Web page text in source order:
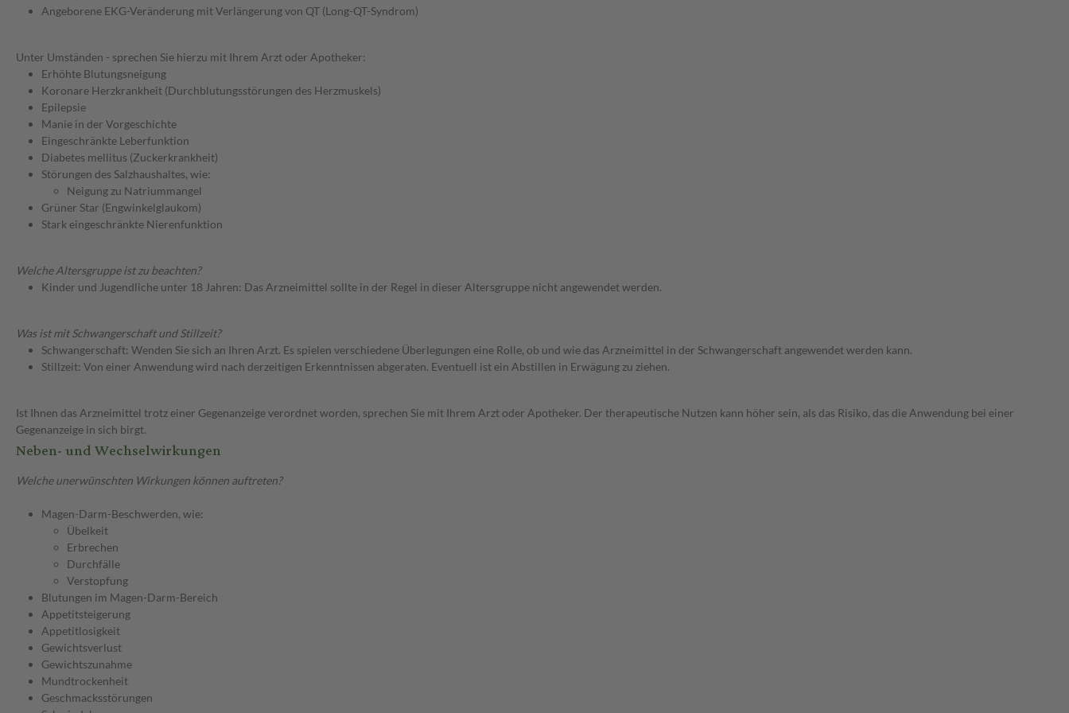
Angeborene EKG-Veränderung mit Verlängerung von QT (Long-QT-Syndrom)
Unter Umständen - sprechen Sie hierzu mit Ihrem Arzt oder Apotheker:
Erhöhte Blutungsneigung
Koronare Herzkrankheit (Durchblutungsstörungen des Herzmuskels)
Epilepsie
Manie in der Vorgeschichte
Eingeschränkte Leberfunktion
Diabetes mellitus (Zuckerkrankheit)
Störungen des Salzhaushaltes, wie:
Neigung zu Natriummangel
Grüner Star (Engwinkelglaukom)
Stark eingeschränkte Nierenfunktion
Welche Altersgruppe ist zu beachten?
Kinder und Jugendliche unter 18 Jahren: Das Arzneimittel sollte in der Regel in dieser Altersgruppe nicht angewendet werden.
Was ist mit Schwangerschaft und Stillzeit?
Schwangerschaft: Wenden Sie sich an Ihren Arzt. Es spielen verschiedene Überlegungen eine Rolle, ob und wie das Arzneimittel in der Schwangerschaft angewendet werden kann.
Stillzeit: Von einer Anwendung wird nach derzeitigen Erkenntnissen abgeraten. Eventuell ist ein Abstillen in Erwägung zu ziehen.
Ist Ihnen das Arzneimittel trotz einer Gegenanzeige verordnet worden, sprechen Sie mit Ihrem Arzt oder Apotheker. Der therapeutische Nutzen kann höher sein, als das Risiko, das die Anwendung bei einer
Gegenanzeige in sich birgt.
Neben- und Wechselwirkungen
Welche unerwünschten Wirkungen können auftreten?
Magen-Darm-Beschwerden, wie:
Übelkeit
Erbrechen
Durchfälle
Verstopfung
Blutungen im Magen-Darm-Bereich
Appetitsteigerung
Appetitlosigkeit
Gewichtsverlust
Gewichtszunahme
Mundtrockenheit
Geschmacksstörungen